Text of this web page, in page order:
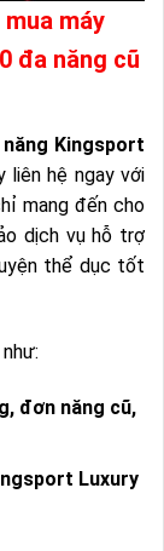
máy
đa năng cũ
Kingsport
liên hệ ngay với
mang đến cho
dịch vụ hỗ trợ
thể dục tốt
đơn năng cũ,
Luxury